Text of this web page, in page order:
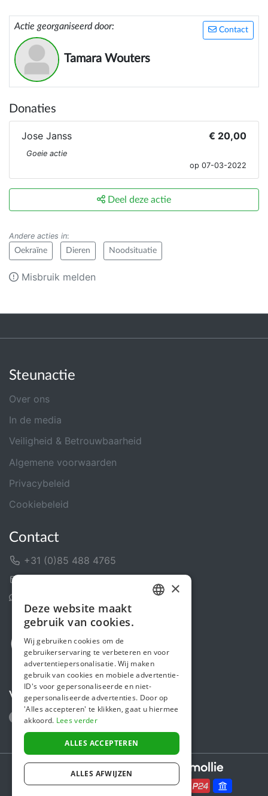
Contact
Actie georganiseerd door:
Tamara Wouters
Donaties
Jose Janss € 20,00
Goeie actie
op 07-03-2022
Deel deze actie
Andere acties in:
Oekraïne Dieren Noodsituatie
Misbruik melden
Steunactie
Over ons
In de media
Veiligheid & Betrouwbaarheid
Algemene voorwaarden
Privacybeleid
Cookiebeleid
Contact
+31 (0)85 488 4765
Volg ons
Secure payments powered by
ENGLISH
×
Deze website maakt
gebruik van cookies.
Wij gebruiken cookies om de
gebruikerservaring te verbeteren en voor
advertentiepersonalisatie. Wij maken
gebruik van cookies en mobiele advertentie-
ID's voor gepersonaliseerde en niet-
gepersonaliseerde advertenties. Door op
'Alles accepteren' te klikken, gaat u hiermee
akkoord. Lees verder
ALLES ACCEPTEREN
ALLES AFWIJZEN